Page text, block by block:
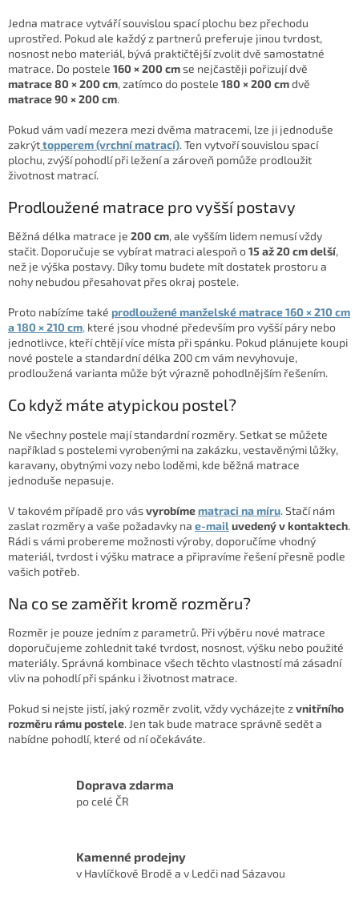
Jedna matrace vytváří souvislou spací plochu bez přechodu
uprostřed. Pokud ale každý z partnerů preferuje jinou tvrdost,
nosnost nebo materiál, bývá praktičtější zvolit dvě samostatné
matrace. Do postele 160 × 200 cmse nejčastěji pořizují dvě
matrace 80 × 200 cm, zatímco do postele 180 × 200 cmdvě
matrace 90 × 200 cm.
Pokud vám vadí mezera mezi dvěma matracemi, lze ji jednoduše
zakrýttopperem (vrchní matrací). Ten vytvoří souvislou spací
plochu, zvýší pohodlí při ležení a zároveň pomůže prodloužit
životnost matrací.
Prodloužené matrace pro vyšší postavy
Běžná délka matrace je 200 cm, ale vyšším lidem nemusí vždy
stačit. Doporučuje se vybírat matraci alespoň o15 až 20 cm delší,
než je výška postavy. Díky tomu budete mít dostatek prostoru a
nohy nebudou přesahovat přes okraj postele.
Proto nabízíme také prodloužené manželské matrace 160 × 210 cm
a 180 × 210 cm, které jsou vhodné především pro vyšší páry nebo
jednotlivce, kteří chtějí více místa při spánku. Pokud plánujete koupi
nové postele a standardní délka 200 cm vám nevyhovuje,
prodloužená varianta může být výrazně pohodlnějším řešením.
Co když máte atypickou postel?
Ne všechny postele mají standardní rozměry. Setkat se můžete
například s postelemi vyrobenými na zakázku, vestavěnými lůžky,
karavany, obytnými vozy nebo loděmi, kde běžná matrace
jednoduše nepasuje.
V takovém případě pro vásvyrobímematraci na míru. Stačí nám
zaslat rozměry a vaše požadavky na e-mailuvedený v kontaktech.
Rádi s vámi probereme možnosti výroby, doporučíme vhodný
materiál, tvrdost i výšku matrace a připravíme řešení přesně podle
vašich potřeb.
Na co se zaměřit kromě rozměru?
Rozměr je pouze jedním z parametrů. Při výběru nové matrace
doporučujeme zohlednit také tvrdost, nosnost, výšku nebo použité
materiály. Správná kombinace všech těchto vlastností má zásadní
vliv na pohodlí při spánku i životnost matrace.
Pokud si nejste jistí, jaký rozměr zvolit, vždy vycházejte zvnitřního
rozměru rámu postele. Jen tak bude matrace správně sedět a
nabídne pohodlí, které od ní očekáváte.
Doprava zdarma
po celé ČR
Kamenné prodejny
v Havlíčkově Brodě a v Ledči nad Sázavou